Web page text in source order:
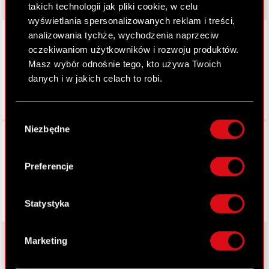
takich technologii jak pliki cookie, w celu
wyświetlania spersonalizowanych reklam i treści,
analizowania tychże, wychodzenia naprzeciw
oczekiwaniom użytkowników i rozwoju produktów.
Masz wybór odnośnie tego, kto używa Twoich
danych i w jakich celach to robi.
Gromadzić dane dotyczące Twojej
lokalizacji geograficznej z dokładnością nawet
Identyfikować Twoje urządzenie, aktywnie
analizując charakteryzującego je zbiory
palca)
osobiste dane są przetwarzane oraz ustaw własne
preferencje w
. W Deklaracji
zgody
Niezbędne
Preferencje
Statystyka
Marketing
LinkedIn